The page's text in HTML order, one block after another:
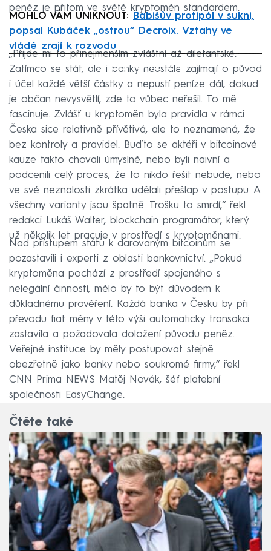
peněz je přitom ve světě kryptoměn standardem.
MOHLO VÁM UNIKNOUT:
Babišův protipól v sukni,
popsal Kubáček „ostrou“ Decroix. Vztahy ve
vládě zrají k rozvodu
Failed to fetch
„Přijde mi to přinejmenším zvláštní až diletantské.
Zatímco se stát, ale i banky neustále zajímají o původ
i účel každé větší částky a nepustí peníze dál, dokud
je občan nevysvětlí, zde to vůbec neřešil. To mě
fascinuje. Zvlášť u kryptoměn byla pravidla v rámci
Česka sice relativně přívětivá, ale to neznamená, že
bez kontroly a pravidel. Buďto se aktéři v bitcoinové
kauze takto chovali úmyslně, nebo byli naivní a
podcenili celý proces, že to nikdo řešit nebude, nebo
ve své neznalosti zkrátka udělali přešlap v postupu. A
všechny varianty jsou špatně. Trošku to smrdí,“ řekl
redakci Lukáš Walter, blockchain programátor, který
už několik let pracuje v prostředí s kryptoměnami.
Nad přístupem státu k darovaným bitcoinům se
pozastavili i experti z oblasti bankovnictví. „Pokud
kryptoměna pochází z prostředí spojeného s
nelegální činností, mělo by to být důvodem k
důkladnému prověření. Každá banka v Česku by při
převodu fiat měny v této výši automaticky transakci
zastavila a požadovala doložení původu peněz.
Veřejné instituce by měly postupovat stejně
obezřetně jako banky nebo soukromé firmy,“ řekl
CNN Prima NEWS Matěj Novák, šéf platební
společnosti EasyChange.
Čtěte také